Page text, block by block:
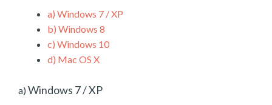
a) Windows 7 / XP
b) Windows 8
c) Windows 10
d) Mac OS X
a) Windows 7 / XP